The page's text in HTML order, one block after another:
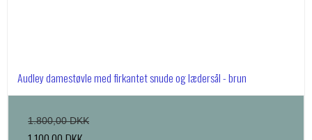
Audley damestøvle med firkantet snude og lædersål - brun
1.800,00 DKK